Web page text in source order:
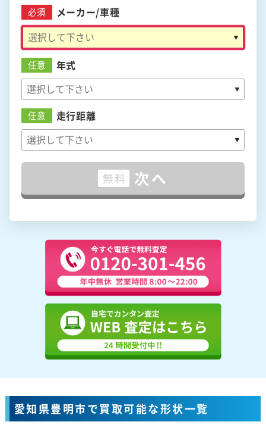
必須 メーカー/車種
任意 年式
任意 走行距離
無料 次へ
愛知県豊明市で買取可能な形状一覧